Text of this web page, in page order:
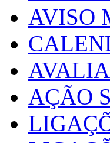
AVISO
AÇÃO